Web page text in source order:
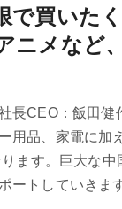
で買いた
ニメなど
長CEO：飯田
用品、家電に
ます。巨大な
ートしていきま